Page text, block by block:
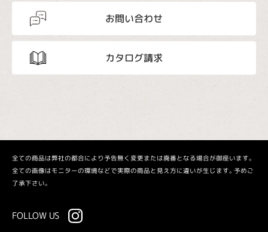
お問い合わせ
カタログ請求
全ての商品は弊社の都合により予告無く変更または廃番となる場合が御座います。
全ての画像はモニターの環境などで実際の商品と見え方に違いが生じます。予めご
了承下さい。
FOLLOW US